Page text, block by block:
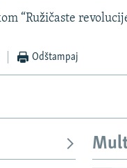
“Ružičaste
Odštampaj